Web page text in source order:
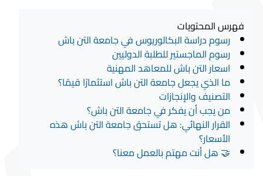
فهرس المحتويات
رسوم دراسة البكالوريوس في جامعة التن باش
رسوم الماجستير للطلبة الدوليين
اسعار التن باش للمعاهد المهنية
ما الذي يجعل جامعة التن باش استثمارًا قيمًا؟
التصنيف والإنجازات
من يجب أن يفكر في جامعة التن باش؟
القرار النهائي: هل تستحق جامعة التن باش هذه
الأسعار؟
🤝 هل أنت مهتم بالعمل معنا؟